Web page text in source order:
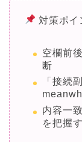
対策ポイ
空欄前
断
「接続
内容一
を把握